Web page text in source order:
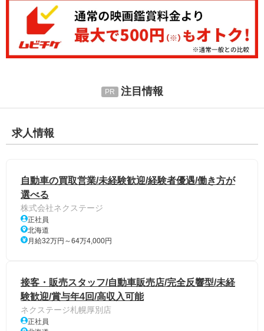
注目情報
求人情報
自動車の買取営業/未経験歓迎/経験者優遇/働き方が
選べる
株式会社ネクステージ
正社員
北海道
月給32万円～64万4,000円
接客・販売スタッフ/自動車販売店/完全反響型/未経
験歓迎/賞与年4回/高収入可能
ネクステージ札幌厚別店
正社員